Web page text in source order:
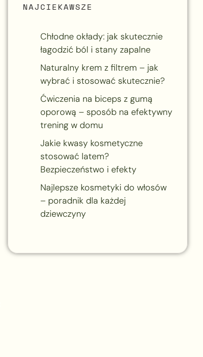
NAJCIEKAWSZE
Chłodne okłady: jak skutecznie
łagodzić ból i stany zapalne
Naturalny krem z filtrem – jak
wybrać i stosować skutecznie?
Ćwiczenia na biceps z gumą
oporową – sposób na efektywny
trening w domu
Jakie kwasy kosmetyczne
stosować latem?
Bezpieczeństwo i efekty
Najlepsze kosmetyki do włosów
– poradnik dla każdej
dziewczyny